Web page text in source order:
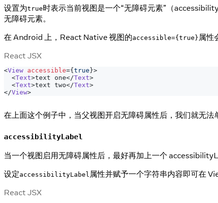
设置为true时表示当前视图是一个“无障碍元素”（
无障碍元素。
在 Android 上，React Native 视图的accessible={true} 属性
React JSX
<View accessible={ true }>
<Text>text one</Text>
<Text>text two</Text>
</View>
在上面这个例子中，当父视图开启无障碍属性后，我们就无
accessibilityLabel
当一个视图启用无障碍属性后，最好再加上一个
设定accessibilityLabel 属性并赋予一个字符串内容即可在
React JSX